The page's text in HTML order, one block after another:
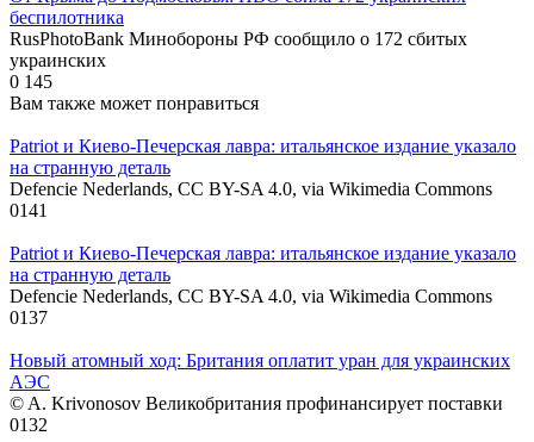
беспилотника
RusPhotoBank Минобороны РФ сообщило о 172 сбитых
украинских
0 145
Вам также может понравиться
Patriot и Киево-Печерская лавра: итальянское издание указало
на странную деталь
Defencie Nederlands, CC BY-SA 4.0, via Wikimedia Commons
0141
Patriot и Киево-Печерская лавра: итальянское издание указало
на странную деталь
Defencie Nederlands, CC BY-SA 4.0, via Wikimedia Commons
0137
Новый атомный ход: Британия оплатит уран для украинских
АЭС
© A. Krivonosov Великобритания профинансирует поставки
0132